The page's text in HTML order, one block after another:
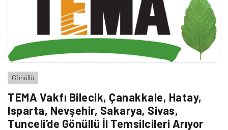
Gönüllü
TEMA Vakfı Bilecik, Çanakkale, Hatay,
Isparta, Nevşehir, Sakarya, Sivas,
Tunceli’de Gönüllü İl Temsilcileri Arıyor